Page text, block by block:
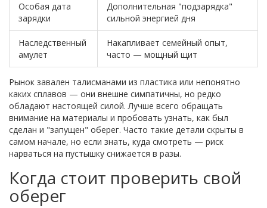
Особая дата
зарядки
Дополнительная "подзарядка"
сильной энергией дня
Наследственный
амулет
Накапливает семейный опыт,
часто — мощный щит
Рынок завален талисманами из пластика или непонятно
каких сплавов — они внешне симпатичны, но редко
обладают настоящей силой. Лучше всего обращать
внимание на материалы и пробовать узнать, как был
сделан и "запущен" оберег. Часто такие детали скрыты в
самом начале, но если знать, куда смотреть — риск
нарваться на пустышку снижается в разы.
Когда стоит проверить свой
оберег